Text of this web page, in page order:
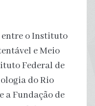
entre o Instituto
e Meio
Federal de
do Rio
a Fundação de